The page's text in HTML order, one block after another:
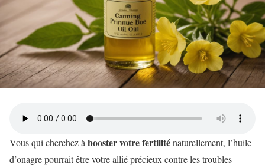
Vous qui cherchez à booster votre fertiliténaturellement, l’huile
d’onagre pourrait être votre allié précieux contre les troubles